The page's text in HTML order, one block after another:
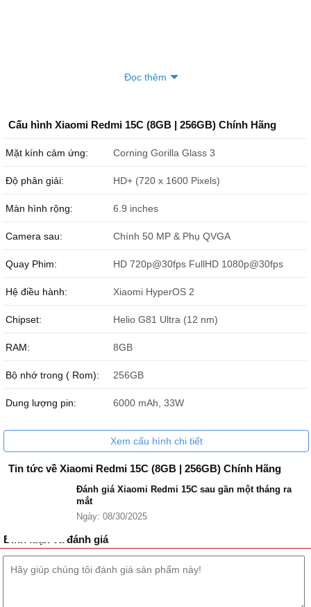
Đọc thêm
Cấu hình Xiaomi Redmi 15C (8GB | 256GB) Chính Hãng
Mặt kính cảm ứng: Corning Gorilla Glass 3
Độ phân giải: HD+ (720 x 1600 Pixels)
Màn hình rộng: 6.9 inches
Camera sau: Chính 50 MP & Phụ QVGA
Quay Phim: HD 720p@30fps FullHD 1080p@30fps
Hệ điều hành: Xiaomi HyperOS 2
Chipset: Helio G81 Ultra (12 nm)
RAM: 8GB
Bộ nhớ trong ( Rom): 256GB
Dung lượng pin: 6000 mAh, 33W
Xem cấu hình chi tiết
Tin tức về Xiaomi Redmi 15C (8GB | 256GB) Chính Hãng
Đánh giá Xiaomi Redmi 15C sau gần một tháng ra
mắt
Ngày: 08/30/2025
Bình luận và đánh giá